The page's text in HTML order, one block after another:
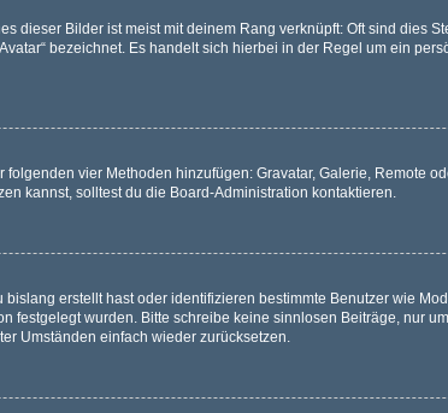
dieser Bilder ist meist mit deinem Rang verknüpft: Oft sind dies
bezeichnet. Es handelt sich hierbei in der Regel um ein
vier Methoden hinzufügen: Gravatar, Galerie, Remote
kannst, solltest du die Board-Administration kontaktieren.
erstellt hast oder identifizieren bestimmte Benutzer wie
festgelegt wurden. Bitte schreibe keine sinnlosen Beiträge, nur
Umständen einfach wieder zurücksetzen.